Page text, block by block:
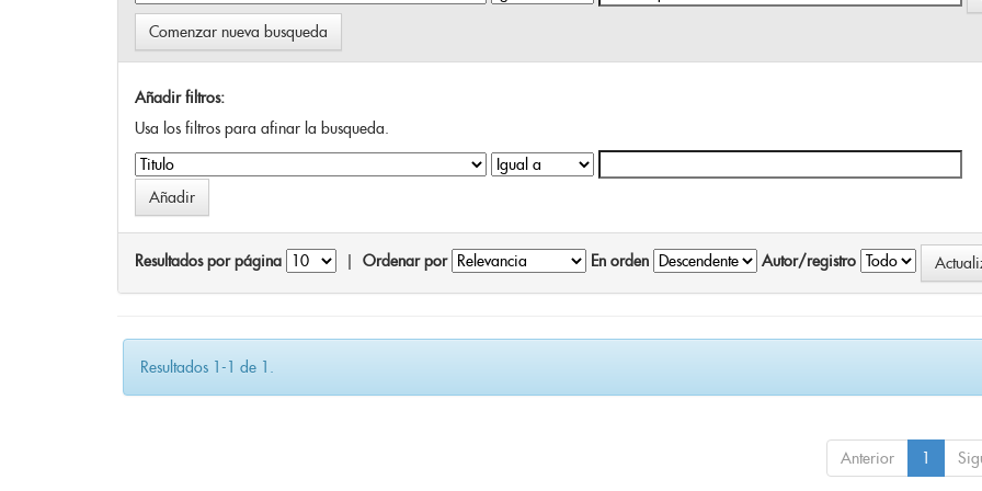
Comenzar nueva busqueda
Añadir filtros:
Usa los filtros para afinar la busqueda.
Resultados por página Ordenar por En orden Autor/registro
Resultados 1-1 de 1.
Anterior 1